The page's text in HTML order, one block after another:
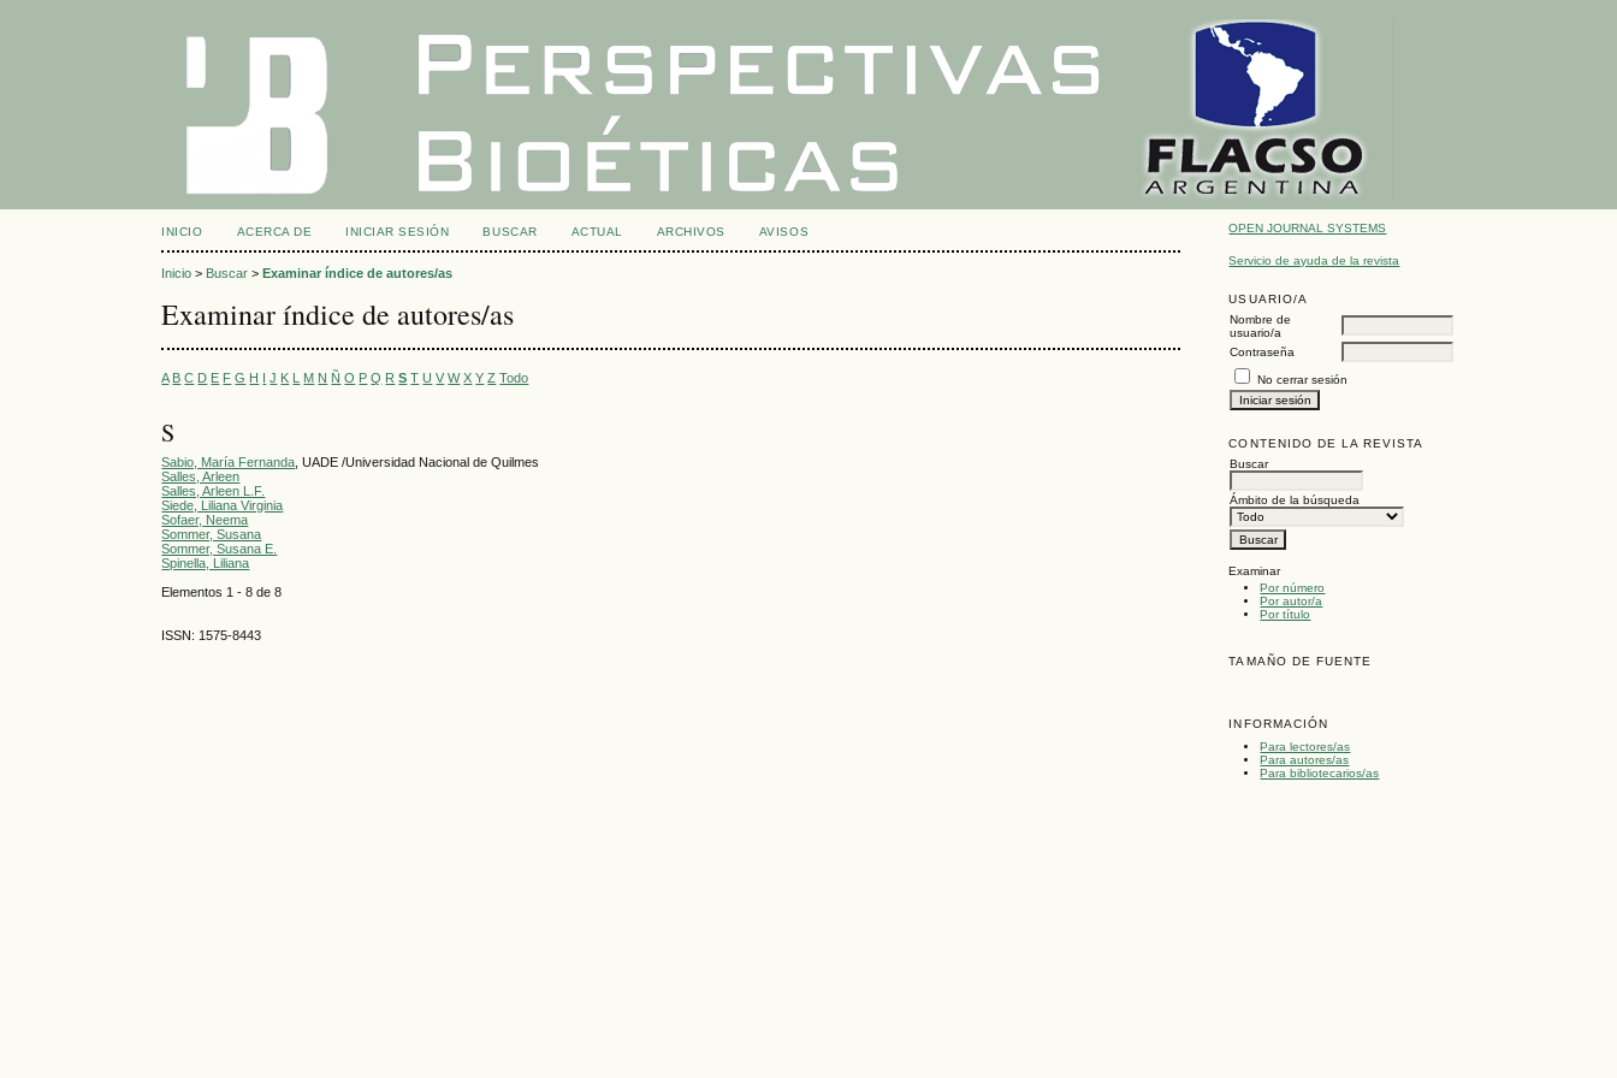
OPEN JOURNAL SYSTEMS
Servicio de ayuda de la revista
USUARIO/A
Nombre de
usuario/a
Contraseña
No cerrar sesión
CONTENIDO DE LA REVISTA
Buscar
Ámbito de la búsqueda
Examinar
Por número
Por autor/a
Por título
TAMAÑO DE FUENTE
INFORMACIÓN
Para lectores/as
Para autores/as
Para bibliotecarios/as
INICIO ACERCA DE INICIAR SESIÓN BUSCAR ACTUAL ARCHIVOS AVISOS
Inicio > Buscar >Examinar índice de autores/as
Examinar índice de autores/as
A B C D E F G H I J K L M N Ñ O P Q R S T U V W X Y Z Todo
S
Sabio, María Fernanda , UADE /Universidad Nacional de Quilmes
Salles, Arleen
Salles, Arleen L.F.
Siede, Liliana Virginia
Sofaer, Neema
Sommer, Susana
Sommer, Susana E.
Spinella, Liliana
Elementos 1 - 8 de 8
ISSN: 1575-8443